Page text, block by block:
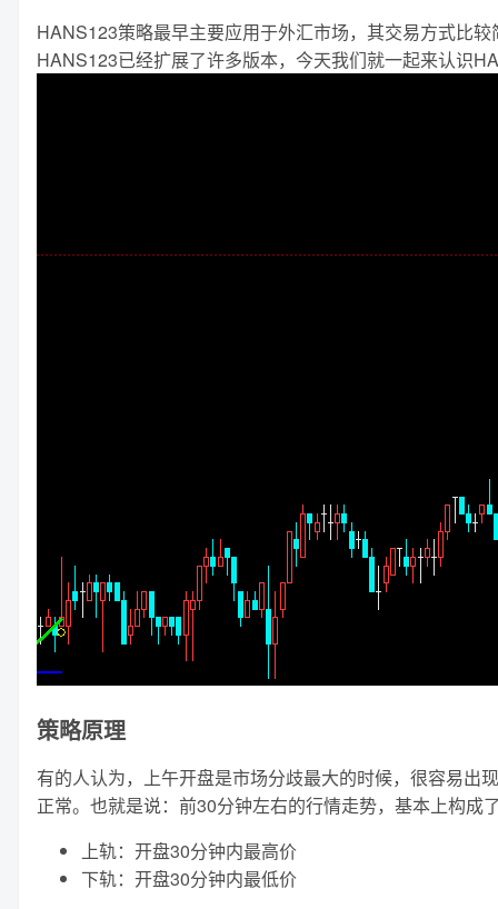
HANS123策略最早主要应用于外汇市场，其交易方式比
HANS123已经扩展了许多版本，今天我们就一起来认识
策略原理
有的人认为，上午开盘是市场分歧最大的时候，很容易出
正常。也就是说：前30分钟左右的行情走势，基本上构成
上轨：开盘30分钟内最高价
下轨：开盘30分钟内最低价